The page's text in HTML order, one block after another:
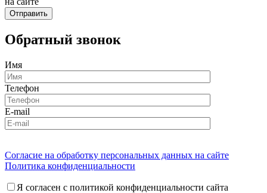
Обратный звонок
Имя
Телефон
E-mail
Согласие на обработку персональных данных на сайте
Политика конфиденциальности
Я согласен с политикой конфиденциальности сайта